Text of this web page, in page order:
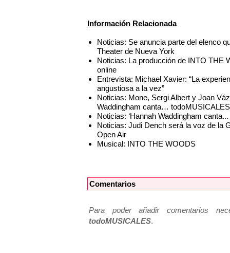
Información Relacionada
Noticias: Se anuncia parte del elenco
Theater de Nueva York
Noticias: La producción de INTO THE
online
Entrevista: Michael Xavier: “La
angustiosa a la vez”
Noticias: Mone, Sergi Albert y Joan
Waddingham canta…
Noticias: ‘Hannah Waddingham
Noticias: Judi Dench será la voz de la
Open Air
Musical: INTO THE WOODS
Comentarios
Para poder añadir comentarios
todoMUSICALES.